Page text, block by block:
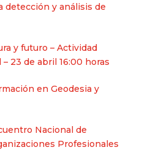
detección y análisis de
y futuro – Actividad
23 de abril 16:00 horas
en Geodesia y
Nacional de
Profesionales